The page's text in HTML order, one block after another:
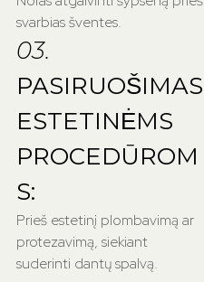
svarbias šventes.
03.
PASIRUOŠIMAS
ESTETINĖMS
PROCEDŪROM
S:
Prieš estetinį plombavimą ar
protezavimą, siekiant
suderinti dantų spalvą.